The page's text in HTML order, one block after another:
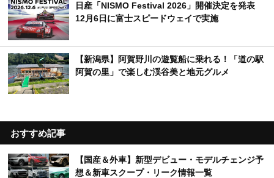
日産「NISMO Festival 2026」開催決定を発表
12月6日に富士スピードウェイで実施
【新潟県】阿賀野川の遊覧船に乗れる！「道の駅
阿賀の里」で楽しむ渓谷美と地元グルメ
おすすめ記事
【国産＆外車】新型デビュー・モデルチェンジ予
想＆新車スクープ・リーク情報一覧